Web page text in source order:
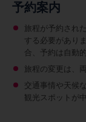
予約案内
旅程が予約され
する必要があり
合、予約は自動
旅程の変更は、
交通事情や天候
観光スポットが